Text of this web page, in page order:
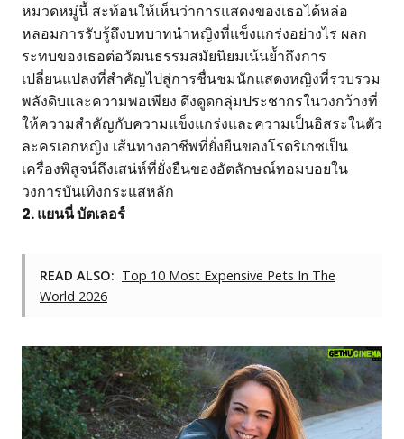
หมวดหมู่นี้ สะท้อนให้เห็นว่าการแสดงของเธอได้หล่อ
หลอมการรับรู้ถึงบทบาทนำหญิงที่แข็งแกร่งอย่างไร ผลก
ระทบของเธอต่อวัฒนธรรมสมัยนิยมเน้นย้ำถึงการ
เปลี่ยนแปลงที่สำคัญไปสู่การชื่นชมนักแสดงหญิงที่รวบรวม
พลังดิบและความพอเพียง ดึงดูดกลุ่มประชากรในวงกว้างที่
ให้ความสำคัญกับความแข็งแกร่งและความเป็นอิสระในตัว
ละครเอกหญิง เส้นทางอาชีพที่ยั่งยืนของโรดริเกซเป็น
เครื่องพิสูจน์ถึงเสน่ห์ที่ยั่งยืนของอัตลักษณ์ทอมบอยใน
วงการบันเทิงกระแสหลัก
2. แยนนี่ บัตเลอร์
READ ALSO: Top 10 Most Expensive Pets In The
World 2026